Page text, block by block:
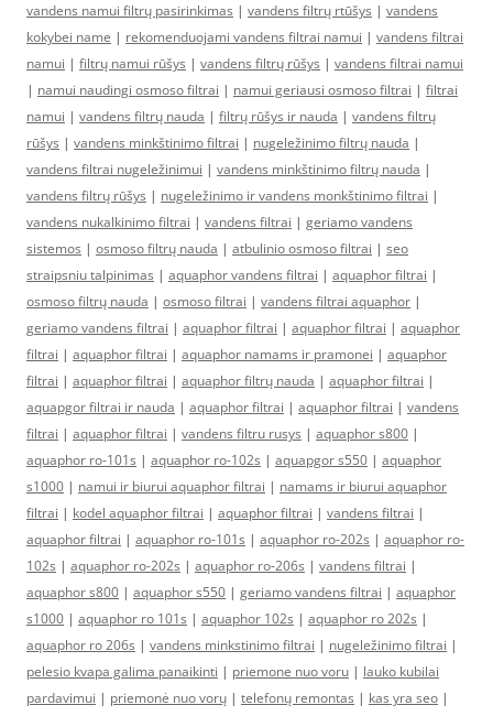
vandens namui filtrų pasirinkimas | vandens filtrų rtūšys | vandens
kokybei name | rekomenduojami vandens filtrai namui | vandens filtrai
namui | filtrų namui rūšys | vandens filtrų rūšys | vandens filtrai namui
| namui naudingi osmoso filtrai | namui geriausi osmoso filtrai | filtrai
namui | vandens filtrų nauda | filtrų rūšys ir nauda | vandens filtrų
rūšys | vandens minkštinimo filtrai | nugeležinimo filtrų nauda |
vandens filtrai nugeležinimui | vandens minkštinimo filtrų nauda |
vandens filtrų rūšys | nugeležinimo ir vandens monkštinimo filtrai |
vandens nukalkinimo filtrai | vandens filtrai | geriamo vandens
sistemos | osmoso filtrų nauda | atbulinio osmoso filtrai | seo
straipsniu talpinimas | aquaphor vandens filtrai | aquaphor filtrai |
osmoso filtrų nauda | osmoso filtrai | vandens filtrai aquaphor |
geriamo vandens filtrai | aquaphor filtrai | aquaphor filtrai | aquaphor
filtrai | aquaphor filtrai | aquaphor namams ir pramonei | aquaphor
filtrai | aquaphor filtrai | aquaphor filtrų nauda | aquaphor filtrai |
aquapgor filtrai ir nauda | aquaphor filtrai | aquaphor filtrai | vandens
filtrai | aquaphor filtrai | vandens filtru rusys | aquaphor s800 |
aquaphor ro-101s | aquaphor ro-102s | aquapgor s550 | aquaphor
s1000 | namui ir biurui aquaphor filtrai | namams ir biurui aquaphor
filtrai | kodel aquaphor filtrai | aquaphor filtrai | vandens filtrai |
aquaphor filtrai | aquaphor ro-101s | aquaphor ro-202s | aquaphor ro-
102s | aquaphor ro-202s | aquaphor ro-206s | vandens filtrai |
aquaphor s800 | aquaphor s550 | geriamo vandens filtrai | aquaphor
s1000 | aquaphor ro 101s | aquaphor 102s | aquaphor ro 202s |
aquaphor ro 206s | vandens minkstinimo filtrai | nugeležinimo filtrai |
pelesio kvapa galima panaikinti | priemone nuo voru | lauko kubilai
pardavimui | priemonė nuo vorų | telefonų remontas | kas yra seo |